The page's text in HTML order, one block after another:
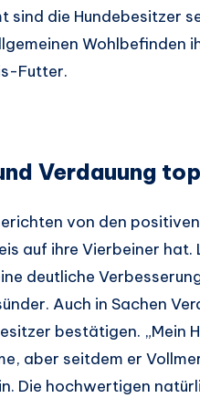
sind die Hundebesitzer
Wohlbefinden
Futter.
Verdauung
von den
auf ihre Vierbeiner
deutliche
Auch in Sachen
bestätigen. „Mein
aber seitdem er
Die hochwertigen